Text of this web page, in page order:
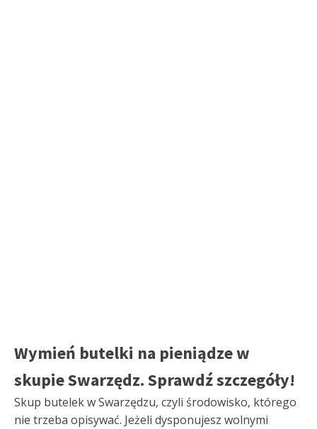
Wymień butelki na pieniądze w
skupie Swarzędz. Sprawdź szczegóły!
Skup butelek w Swarzędzu, czyli środowisko, którego
nie trzeba opisywać. Jeżeli dysponujesz wolnymi